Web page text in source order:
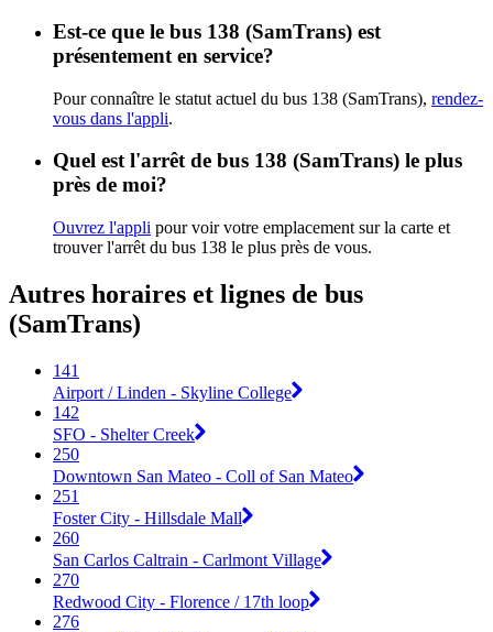
Est-ce que le bus 138 (SamTrans) est
présentement en service?
Pour connaître le statut actuel du bus 138 (SamTrans), rendez-
vous dans l'appli.
Quel est l'arrêt de bus 138 (SamTrans) le plus
près de moi?
Ouvrez l'appli pour voir votre emplacement sur la carte et
trouver l'arrêt du bus 138 le plus près de vous.
Autres horaires et lignes de bus
(SamTrans)
141
Airport / Linden - Skyline College
142
SFO - Shelter Creek
250
Downtown San Mateo - Coll of San Mateo
251
Foster City - Hillsdale Mall
260
San Carlos Caltrain - Carlmont Village
270
Redwood City - Florence / 17th loop
276